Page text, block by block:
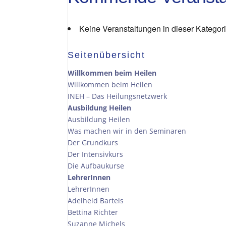
Keine Veranstaltungen in dieser
Seitenübersicht
Willkommen beim Heilen
Willkommen beim Heilen
INEH – Das Heilungsnetzwerk
Ausbildung Heilen
Ausbildung Heilen
Was machen wir in den Seminaren
Der Grundkurs
Der Intensivkurs
Die Aufbaukurse
LehrerInnen
LehrerInnen
Adelheid Bartels
Bettina Richter
Suzanne Michels